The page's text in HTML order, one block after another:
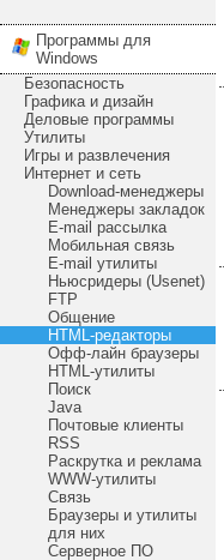
Программы для
Windows
Безопасность
Графика и дизайн
Деловые программы
Утилиты
Игры и развлечения
Интернет и сеть
Download-менеджеры
Менеджеры закладок
E-mail рассылка
Мобильная связь
E-mail утилиты
Ньюсридеры (Usenet)
FTP
Общение
HTML-редакторы
Офф-лайн браузеры
HTML-утилиты
Поиск
Java
Почтовые клиенты
RSS
Раскрутка и реклама
WWW-утилиты
Связь
Браузеры и утилиты
для них
Серверное ПО